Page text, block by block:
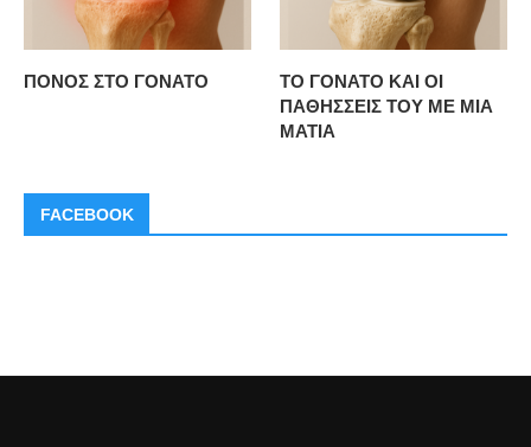
ΠΟΝΟΣ ΣΤΟ ΓΟΝΑΤΟ
ΤΟ ΓΟΝΑΤΟ ΚΑΙ ΟΙ
ΠΑΘΗΣΣΕΙΣ ΤΟΥ ΜΕ ΜΙΑ
ΜΑΤΙΑ
FACEBOOK